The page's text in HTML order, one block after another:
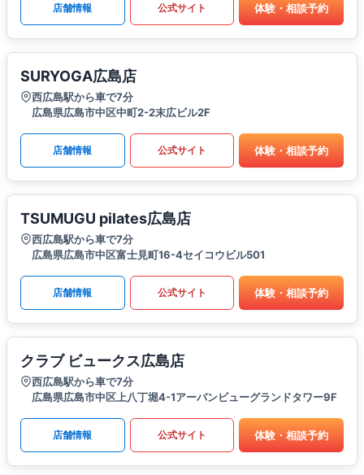
店舗情報 公式サイト 体験・相談予約
SURYOGA広島店
西広島駅から車で7分
広島県広島市中区中町2-2末広ビル2F
店舗情報 公式サイト 体験・相談予約
TSUMUGU pilates広島店
西広島駅から車で7分
広島県広島市中区富士見町16-4セイコウビル501
店舗情報 公式サイト 体験・相談予約
クラブ ビュークス広島店
西広島駅から車で7分
広島県広島市中区上八丁堀4-1アーバンビューグランドタワー9F
店舗情報 公式サイト 体験・相談予約